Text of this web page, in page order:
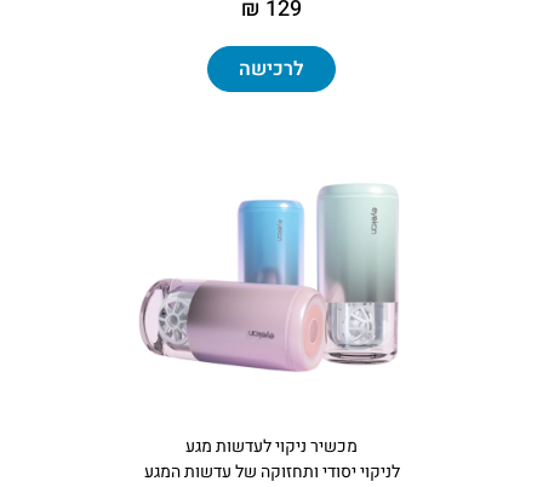
129 ₪
לרכישה
מכשיר ניקוי לעדשות מגע
לניקוי יסודי ותחזוקה של עדשות המגע